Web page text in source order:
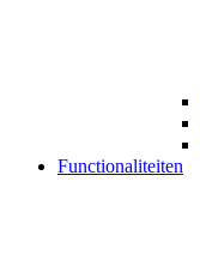
Functionaliteiten